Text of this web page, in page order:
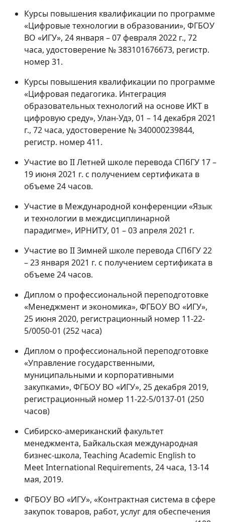
Курсы повышения квалификации по программе
«Цифровые технологии в образовании», ФГБОУ
ВО «ИГУ», 24 января – 07 февраля 2022 г., 72
часа, удостоверение № 383101676673, регистр.
номер 31.
Курсы повышения квалификации по программе
«Цифровая педагогика. Интеграция
образовательных технологий на основе ИКТ в
цифровую среду», Улан-Удэ, 01 – 14 декабря 2021
г., 72 часа, удостоверение № 340000239844,
регистр. номер 411.
Участие во II Летней школе перевода СПбГУ 17 –
19 июня 2021 г. с получением сертификата в
объеме 24 часов.
Участие в Международной конференции «Язык
и технологии в междисциплинарной
парадигме», ИРНИТУ, 01 – 03 апреля 2021 г.
Участие во II Зимней школе перевода СПбГУ 22
– 23 января 2021 г. с получением сертификата в
объеме 24 часов.
Диплом о профессиональной переподготовке
«Менеджмент и экономика», ФГБОУ ВО «ИГУ»,
25 июня 2020, регистрационный номер 11-22-
5/0050-01 (252 часа)
Диплом о профессиональной переподготовке
«Управление государственными,
муниципальными и корпоративными
закупками», ФГБОУ ВО «ИГУ», 25 декабря 2019,
регистрационный номер 11-22-5/0137-01 (250
часов)
Сибирско-американский факультет
менеджмента, Байкальская международная
бизнес-школа, Teaching Academic English to
Meet International Requirements, 24 часа, 13-14
мая, 2019.
ФГБОУ ВО «ИГУ», «Контрактная система в сфере
закупок товаров, работ, услуг для обеспечения